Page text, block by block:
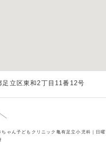
立区東和2丁目11番12号
ゃん子どもクリニック亀有足立小児科｜日曜